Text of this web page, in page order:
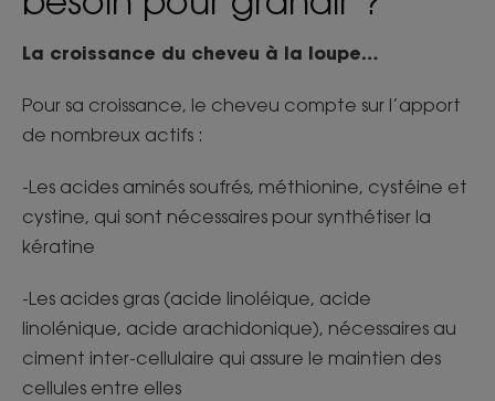
La croissance du cheveu à la loupe…
Pour sa croissance, le cheveu compte sur l’apport
de nombreux actifs :
-Les acides aminés soufrés, méthionine, cystéine et
cystine, qui sont nécessaires pour synthétiser la
kératine
-Les acides gras (acide linoléique, acide
linolénique, acide arachidonique), nécessaires au
ciment inter-cellulaire qui assure le maintien des
cellules entre elles